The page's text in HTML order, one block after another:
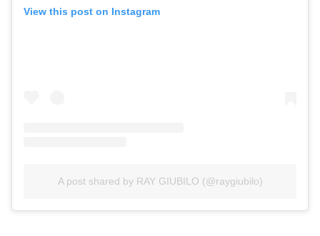
View this post on Instagram
A post shared by RAY GIUBILO (@raygiubilo)